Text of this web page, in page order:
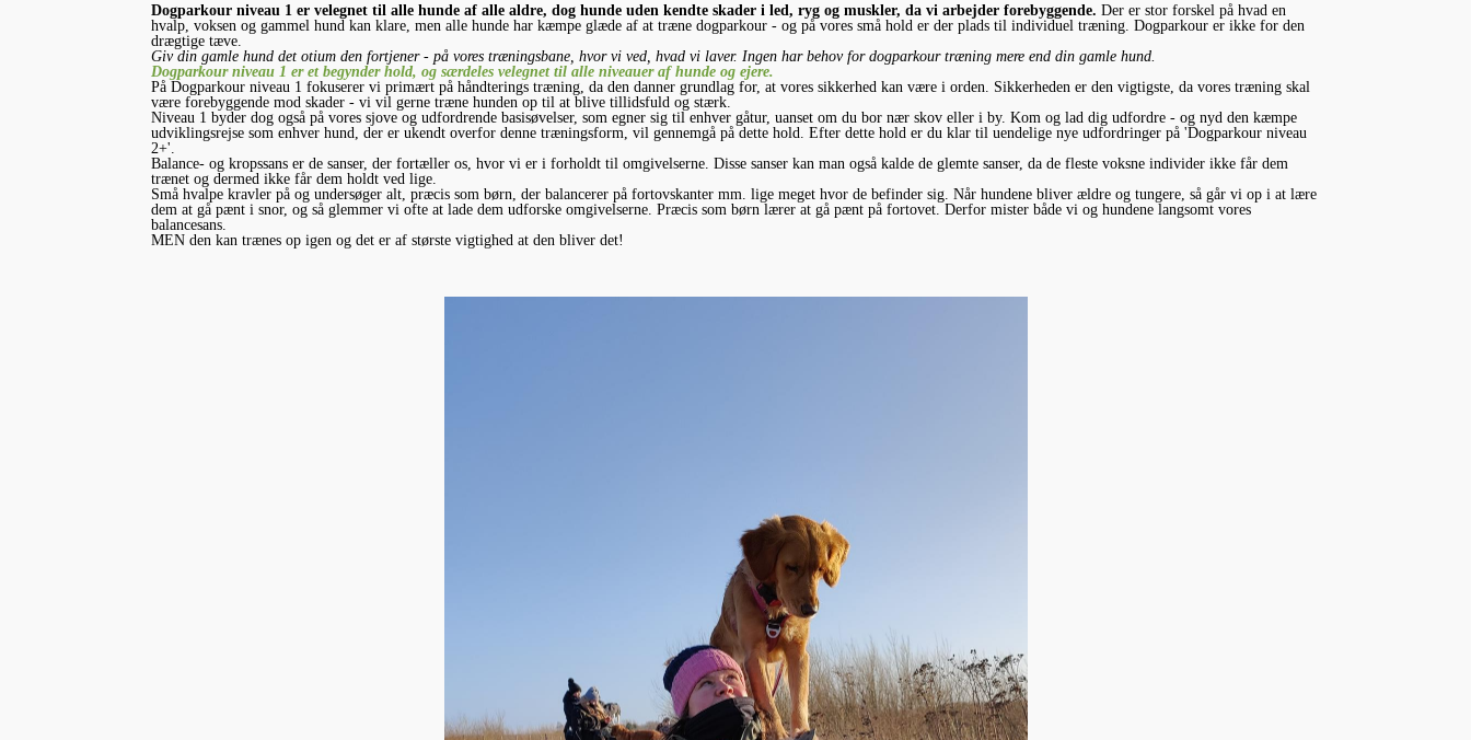
Dogparkour niveau 1 er velegnet til alle hunde af alle aldre, dog hunde uden kendte skader i led, ryg og muskler, da vi arbejder forebyggende. Der er stor forskel på hvad en
hvalp, voksen og gammel hund kan klare, men alle hunde har kæmpe glæde af at træne dogparkour - og på vores små hold er der plads til individuel træning. Dogparkour er ikke for den
drægtige tæve.
Giv din gamle hund det otium den fortjener - på vores træningsbane, hvor vi ved, hvad vi laver. Ingen har behov for dogparkour træning mere end din gamle hund.
Dogparkour niveau 1 er et begynder hold, og særdeles velegnet til alle niveauer af hunde og ejere.
På Dogparkour niveau 1 fokuserer vi primært på håndterings træning, da den danner grundlag for, at vores sikkerhed kan være i orden. Sikkerheden er den vigtigste, da vores træning skal
være forebyggende mod skader - vi vil gerne træne hunden op til at blive tillidsfuld og stærk.
Niveau 1 byder dog også på vores sjove og udfordrende basisøvelser, som egner sig til enhver gåtur, uanset om du bor nær skov eller i by. Kom og lad dig udfordre - og nyd den kæmpe
udviklingsrejse som enhver hund, der er ukendt overfor denne træningsform, vil gennemgå på dette hold. Efter dette hold er du klar til uendelige nye udfordringer på 'Dogparkour niveau
2+'.
Balance- og kropssans er de sanser, der fortæller os, hvor vi er i forholdt til omgivelserne. Disse sanser kan man også kalde de glemte sanser, da de fleste voksne individer ikke får dem
trænet og dermed ikke får dem holdt ved lige.
Små hvalpe kravler på og undersøger alt, præcis som børn, der balancerer på fortovskanter mm. lige meget hvor de befinder sig. Når hundene bliver ældre og tungere, så går vi op i at lære
dem at gå pænt i snor, og så glemmer vi ofte at lade dem udforske omgivelserne. Præcis som børn lærer at gå pænt på fortovet. Derfor mister både vi og hundene langsomt vores
balancesans.
MEN den kan trænes op igen og det er af største vigtighed at den bliver det!